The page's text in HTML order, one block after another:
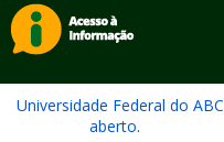
Universidade Federal do ABC
aberto.